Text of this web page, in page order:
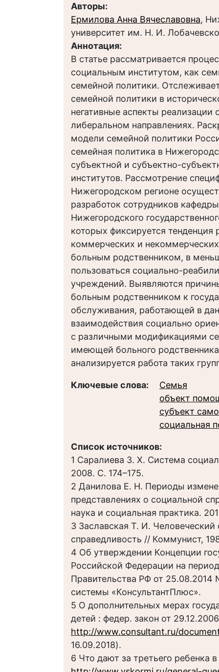
Авторы:
Ермилова Анна Вячеславовна,
университет им. Н. И.
Аннотация:
В статье рассматривается
социальным институтом, как
семейной политики.
семейной политики в
негативные аспекты реализации
либеральном направлениях.
модели семейной политики
семейная политика в
субъектной и субъектно-
институтов. Рассмотрение
Нижегородском регионе
разработок сотрудников
Нижегородского
которых фиксируется тенденция
коммерческих и
больным родственником, в
пользоваться социально-
учреждений. Выявляются
больным родственником к
обслуживания, работающей в
взаимодействия социально
с различными модификациями
имеющей больного
анализируется работа таких
Ключевые слова:
Семья
объект
субъект
социальная
Список источников:
1 Саралиева З. Х. Система
2008. С. 174–175.
2 Данилова Е. Н. Периоды
представлениях о социальной
наука и социальная практика.
3 Заславская Т. И.
справедливость // Коммунист,
4 Об утверждении Концепции
Российской Федерации на
Правительства РФ от
системы «КонсультантПлюс».
5 О дополнительных мерах
детей : федер. закон от
http://www.consultant.ru/
16.09.2018).
6 Что дают за третьего ребенка